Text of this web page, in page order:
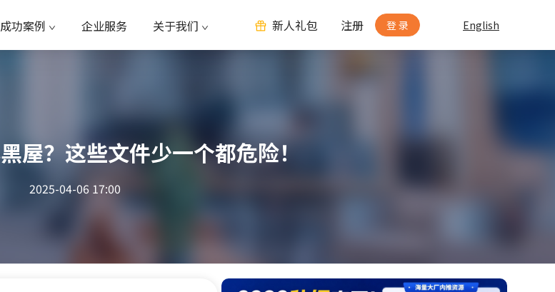
成功案例 企业服务 关于我们 新人礼包 注册 登 录 English
屋？这些文件少一个都危险！
2025-04-06 17:00